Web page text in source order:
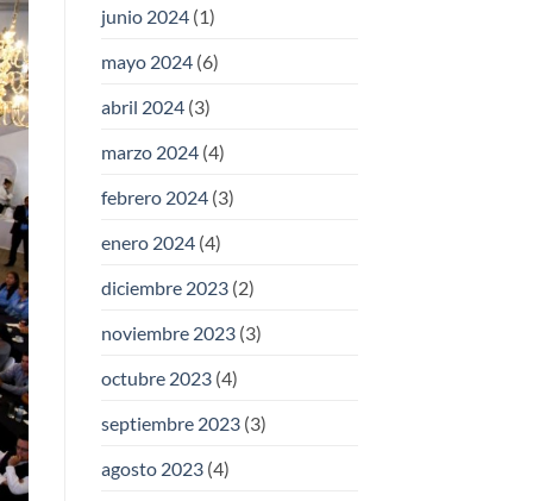
junio 2024(1)
mayo 2024(6)
abril 2024(3)
marzo 2024(4)
febrero 2024(3)
enero 2024(4)
diciembre 2023(2)
noviembre 2023(3)
octubre 2023(4)
septiembre 2023(3)
agosto 2023(4)